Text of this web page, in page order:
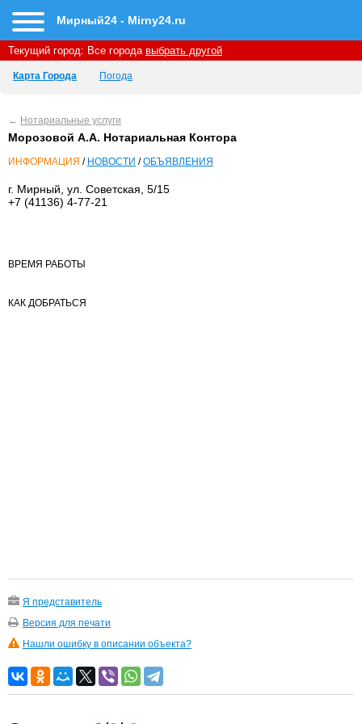
Мирный24 - Mirny24.ru
Текущий город: Все города выбрать другой
Карта Города Погода
← Нотариальные услуги
Морозовой А.А. Нотариальная Контора
ИНФОРМАЦИЯ / НОВОСТИ /ОБЪЯВЛЕНИЯ
г. Мирный, ул. Советская, 5/15
+7 (41136) 4-77-21
ВРЕМЯ РАБОТЫ
КАК ДОБРАТЬСЯ
Я представитель
Версия для печати
Нашли ошибку в описании объекта?